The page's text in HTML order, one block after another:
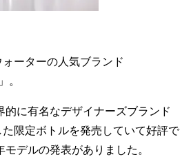
ーターの人気ブランド
」。
的に有名なデザイナーズブランド
限定ボトルを発売していて好評で
デルの発表がありました。